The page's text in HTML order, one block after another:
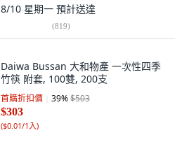
8/10 星期一 預計送達
(819)
Daiwa Bussan 大和物產 一次性四季
竹筷 附套, 100雙, 200支
首購折扣價 39%$503
$303
($0.01/1入)